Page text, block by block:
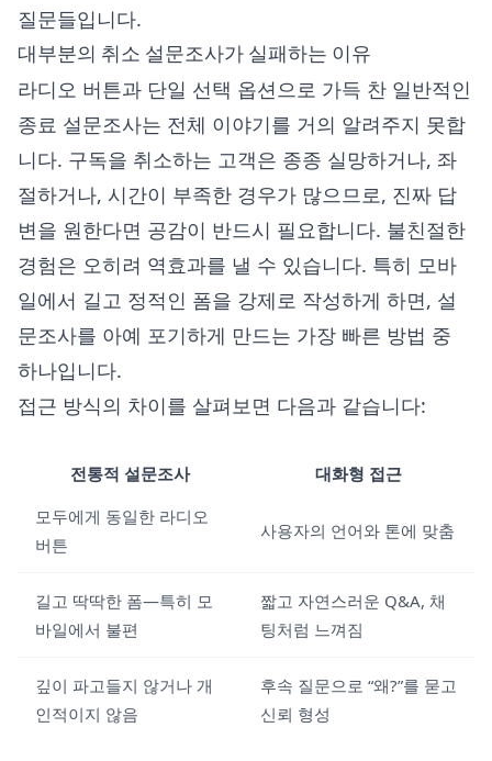
질문들입니다.
대부분의 취소 설문조사가 실패하는 이유
라디오 버튼과 단일 선택 옵션으로 가득 찬 일반적인
종료 설문조사는 전체 이야기를 거의 알려주지 못합
니다. 구독을 취소하는 고객은 종종 실망하거나, 좌
절하거나, 시간이 부족한 경우가 많으므로, 진짜 답
변을 원한다면 공감이 반드시 필요합니다. 불친절한
경험은 오히려 역효과를 낼 수 있습니다. 특히 모바
일에서 길고 정적인 폼을 강제로 작성하게 하면, 설
문조사를 아예 포기하게 만드는 가장 빠른 방법 중
하나입니다.
접근 방식의 차이를 살펴보면 다음과 같습니다:
전통적 설문조사
대화형 접근
모두에게 동일한 라디오
버튼
사용자의 언어와 톤에 맞춤
길고 딱딱한 폼—특히 모
바일에서 불편
짧고 자연스러운 Q&A, 채
팅처럼 느껴짐
깊이 파고들지 않거나 개
인적이지 않음
후속 질문으로 “왜?”를 묻고
신뢰 형성